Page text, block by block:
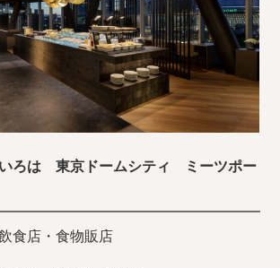
ろは 東京ドームシティ ミーツポー
食店・食物販店